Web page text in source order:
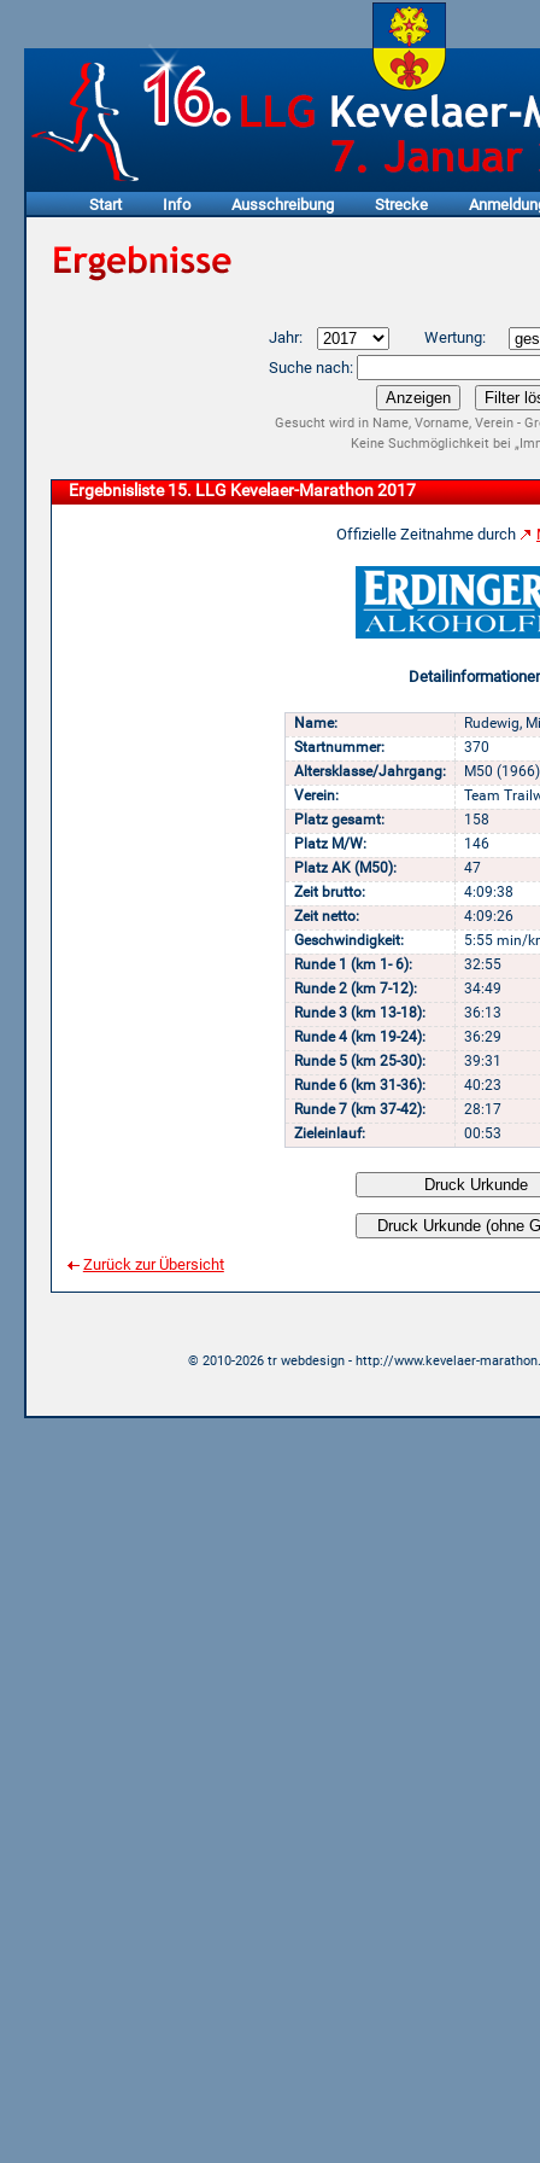
Start Info Ausschreibung Strecke
Jahr:
Wertung:
Suche nach:
Gesucht wird in Name, Vorname, Verein -
Keine Suchmöglichkeit bei
Ergebnisliste 15. LLG Kevelaer-Marathon 2017
Offizielle Zeitnahme durch
Name:
Rudewig,
Startnummer:
370
Altersklasse/Jahrgang:
M50 (1966)
Verein:
Team
Platz gesamt:
158
Platz M/W:
146
Platz AK (M50):
47
Zeit brutto:
4:09:38
Zeit netto:
4:09:26
Geschwindigkeit:
5:55 min/
Runde 1 (km 1- 6):
32:55
Runde 2 (km 7-12):
34:49
Runde 3 (km 13-18):
36:13
Runde 4 (km 19-24):
36:29
Runde 5 (km 25-30):
39:31
Runde 6 (km 31-36):
40:23
Runde 7 (km 37-42):
28:17
Zieleinlauf:
00:53
Zurück zur Übersicht
© 2010-2026 tr webdesign - http://www.kevelaer-